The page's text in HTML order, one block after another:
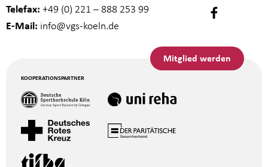
Telefax: +49 (0) 221 – 888 253 99
E-Mail: info@vgs-koeln.de
Mitglied werden
KOOPERATIONSPARTNER